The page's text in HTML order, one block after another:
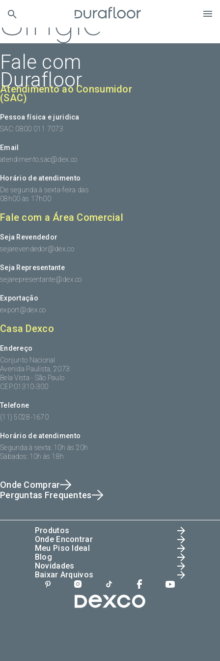
Single
Fale com
Durafloor
Atendimento ao Consumidor
(SAC)
Pessoa física e juridica
SAC: 0800 011 7073
Email
atendimento.sac@dex.co
Horário de atendimento
De segunda à sexta-feira das
08h00 às 17h00
Fale com a Área Comercial
Seja Revendedor
sejarevendedor@dex.co
Seja Representante
sejarepresentante@dex.co
Exportação
export@dex.co
Casa Dexco
Endereço
Conjunto Nacional
Avenida Paulista, 2073
Bela Vista - São Paulo
CEP:01310-300
Telefone
(11) 5028-1670
Horário de atendimento
Segunda à sexta: 10h às 20h
Sábados: 10h às 18h
Onde Comprar
Perguntas Frequentes
Produtos
Onde Encontrar
Meu Piso Ideal
Blog
Novidades
Baixar Arquivos